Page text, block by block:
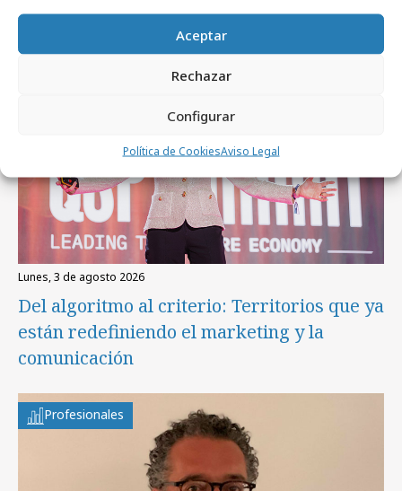
Aceptar
Rechazar
Configurar
Política de CookiesAviso Legal
lunes, 3 de agosto 2026
Del algoritmo al criterio: Territorios que ya
están redefiniendo el marketing y la
comunicación
Profesionales